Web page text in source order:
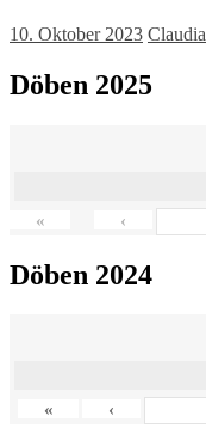
10. Oktober 2023 Claudia
Döben 2025
« ‹
Döben 2024
« ‹